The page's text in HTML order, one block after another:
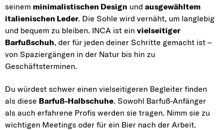
seinem minimalistischen Design und ausgewähltem
italienischen Leder. Die Sohle wird vernäht, um langlebig
und bequem zu bleiben. INCA ist ein vielseitiger
Barfußschuh, der für jeden deiner Schritte gemacht ist –
von Spaziergängen in der Natur bis hin zu
Geschäftsterminen.
Du würdest schwer einen vielseitigeren Begleiter finden
als diese Barfuß-Halbschuhe. Sowohl Barfuß-Anfänger
als auch erfahrene Profis werden sie tragen. Nimm sie zu
wichtigen Meetings oder für ein Bier nach der Arbeit.